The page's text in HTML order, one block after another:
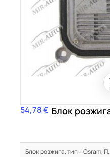
Цена
54,78 € Блок
Блок розжига, тип= Osram,